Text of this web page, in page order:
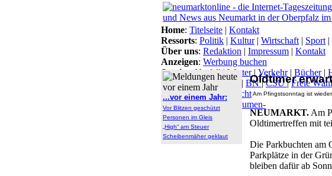
...vor einem Jahr:
Vor Blitzen geschützt
Personen im Gleis
„High“ am Steuer
Scheibenmäher geklaut
Oldtimer
Am Pfingstsonntag ist
NEUMARKT. Am
Oldtimertreffen mit
Die Parkbuchten am
Parkplätze in der
bleiben dafür ab
Home: Titelseite | Kontakt
Ressorts: Politik | Kultur| Wirtschaft | Sport |
Über uns: Redaktion | Impressum | Kontakt
Anzeigen: Werbung buchen
Service: Notfall | Wetter| Verkehr| Bücher|
Themen:Arbeitsamt | BN|CSU|Freie
Lokal-Links:Übersicht
Archiv:Archiv|Dokumen-
tationen